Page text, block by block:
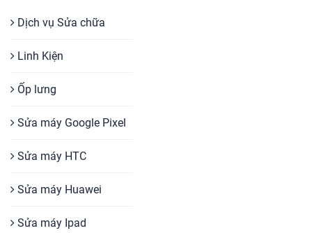
Dịch vụ Sửa chữa
Linh Kiện
Ốp lưng
Sửa máy Google Pixel
Sửa máy HTC
Sửa máy Huawei
Sửa máy Ipad